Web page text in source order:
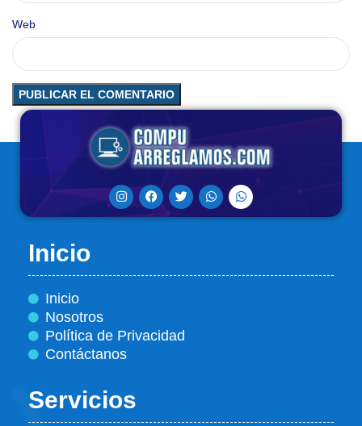
Web
Inicio
Inicio
Nosotros
Política de Privacidad
Contáctanos
Servicios